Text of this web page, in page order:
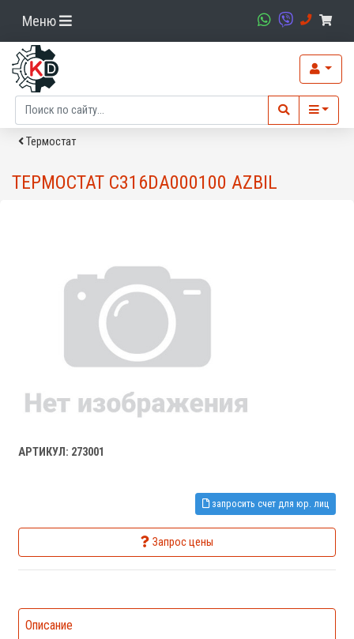
Меню
Термостат
ТЕРМОСТАТ C316DA000100 AZBIL
АРТИКУЛ: 273001
запросить счет для юр. лиц
Запрос цены
Описание